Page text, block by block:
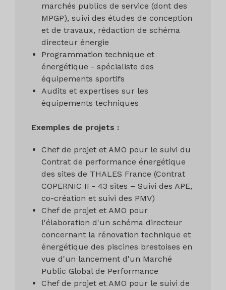
marchés publics de service (dont des
MPGP), suivi des études de conception
et de travaux, rédaction de schéma
directeur énergie
Programmation technique et
énergétique - spécialiste des
équipements sportifs
Audits et expertises sur les
équipements techniques
Exemples de projets :
Chef de projet et AMO pour le suivi du
Contrat de performance énergétique
des sites de THALES France (Contrat
COPERNIC II - 43 sites – Suivi des APE,
co-création et suivi des PMV)
Chef de projet et AMO pour
l'élaboration d'un schéma directeur
concernant la rénovation technique et
énergétique des piscines brestoises en
vue d'un lancement d'un Marché
Public Global de Performance
Chef de projet et AMO pour le suivi de